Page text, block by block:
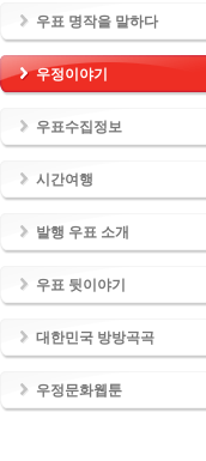
우표 명작을 말하다
우정이야기
우표수집정보
시간여행
발행 우표 소개
우표 뒷이야기
대한민국 방방곡곡
우정문화웹툰